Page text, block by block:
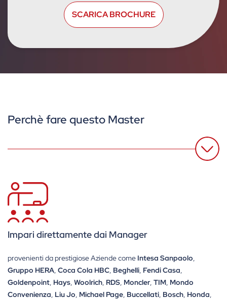
Perchè fare questo Master
Impari direttamente dai Manager
provenienti da prestigiose Aziende come Intesa Sanpaolo,
Gruppo HERA, Coca Cola HBC, Beghelli, Fendi Casa,
Goldenpoint, Hays, Woolrich, RDS, Moncler, TIM, Mondo
Convenienza, Liu Jo, Michael Page, Buccellati, Bosch, Honda,